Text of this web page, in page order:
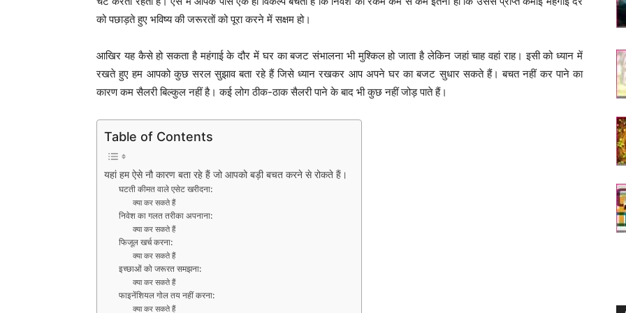
को पछाड़ते हुए भविष्य की जरूरतों को पूरा करने में सक्षम हो।
आखिर यह कैसे हो सकता है महंगाई के दौर में घर का बजट संभालना भी मुश्किल हो जाता है लेकिन जहां चाह वहां राह। इसी को ध्यान में
रखते हुए हम आपको कुछ सरल सुझाव बता रहे हैं जिसे ध्यान रखकर आप अपने घर का बजट सुधार सकते हैं। बचत नहीं कर पाने का
कारण कम सैलरी बिल्कुल नहीं है। कई लोग ठीक-ठाक सैलरी पाने के बाद भी कुछ नहीं जोड़ पाते हैं।
Table of Contents
यहां हम ऐसे नौ कारण बता रहे हैं जो आपको बड़ी बचत करने से रोकते हैं।
घटती कीमत वाले एसेट खरीदना:
क्या कर सकते हैं
निवेश का गलत तरीका अपनाना:
क्या कर सकते हैं
फिजूल खर्च करना:
क्या कर सकते हैं
इच्छाओं को जरूरत समझना:
क्या कर सकते हैं
फाइनेंशियल गोल तय नहीं करना:
क्या कर सकते हैं